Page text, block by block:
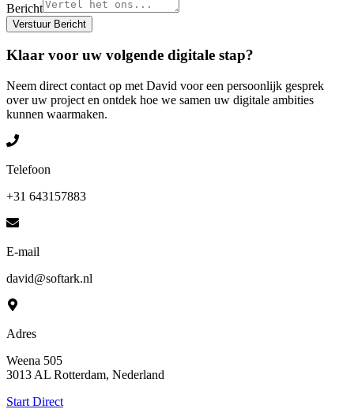
Bericht
Verstuur Bericht
Klaar voor uw volgende digitale stap?
Neem direct contact op met David voor een persoonlijk gesprek
over uw project en ontdek hoe we samen uw digitale ambities
kunnen waarmaken.
Telefoon
+31 643157883
E-mail
david@softark.nl
Adres
Weena 505
3013 AL Rotterdam, Nederland
Start Direct